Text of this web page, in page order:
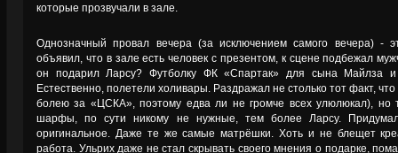
которые прозвучали в зале.
Однозначный провал вечера (за исключением самого вечера) -
объявил, что в зале есть человек с презентом, к сцене подбежал
он подарил Ларсу? Футболку ФК «Спартак» для сына Майлза
Естественно, полетели холивары. Раздражал не столько тот факт,
болею за «ЦСКА», поэтому едва ли не громче всех улюлюкал), но
шарфы, по сути никому не нужные, тем более Ларсу.
оригинальное. Даже те же самые матрёшки. Хоть и не блещет
работа. Ульрих даже не стал скрывать своего мнения о подарке,